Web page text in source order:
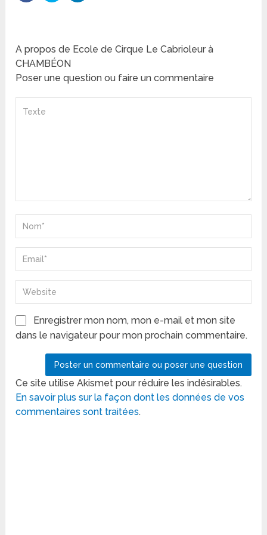
A propos de Ecole de Cirque Le Cabrioleur à
CHAMBÉON
Poser une question ou faire un commentaire
Enregistrer mon nom, mon e-mail et mon site
dans le navigateur pour mon prochain commentaire.
Ce site utilise Akismet pour réduire les indésirables.
En savoir plus sur la façon dont les données de vos
commentaires sont traitées.